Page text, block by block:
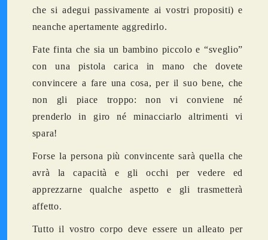
che si adegui passivamente ai vostri propositi) e
neanche apertamente aggredirlo.
Fate finta che sia un bambino piccolo e “sveglio”
con una pistola carica in mano che dovete
convincere a fare una cosa, per il suo bene, che
non gli piace troppo: non vi conviene né
prenderlo in giro né minacciarlo altrimenti vi
spara!
Forse la persona più convincente sarà quella che
avrà la capacità e gli occhi per vedere ed
apprezzarne qualche aspetto e gli trasmetterà
affetto.
Tutto il vostro corpo deve essere un alleato per